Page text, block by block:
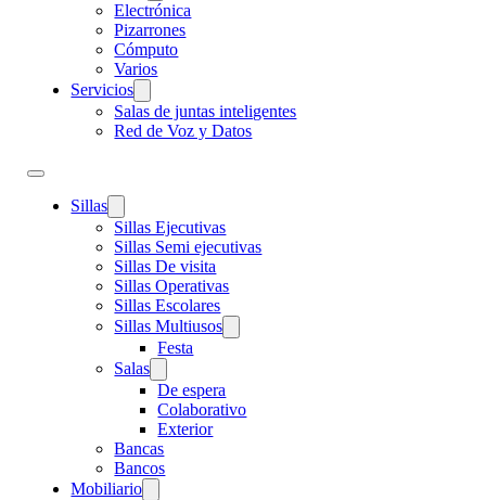
Electrónica
Pizarrones
Cómputo
Varios
Servicios
Salas de juntas inteligentes
Red de Voz y Datos
Sillas
Sillas Ejecutivas
Sillas Semi ejecutivas
Sillas De visita
Sillas Operativas
Sillas Escolares
Sillas Multiusos
Festa
Salas
De espera
Colaborativo
Exterior
Bancas
Bancos
Mobiliario